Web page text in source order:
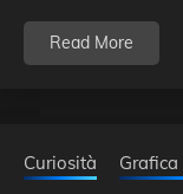
Read More
Curiosità Grafica